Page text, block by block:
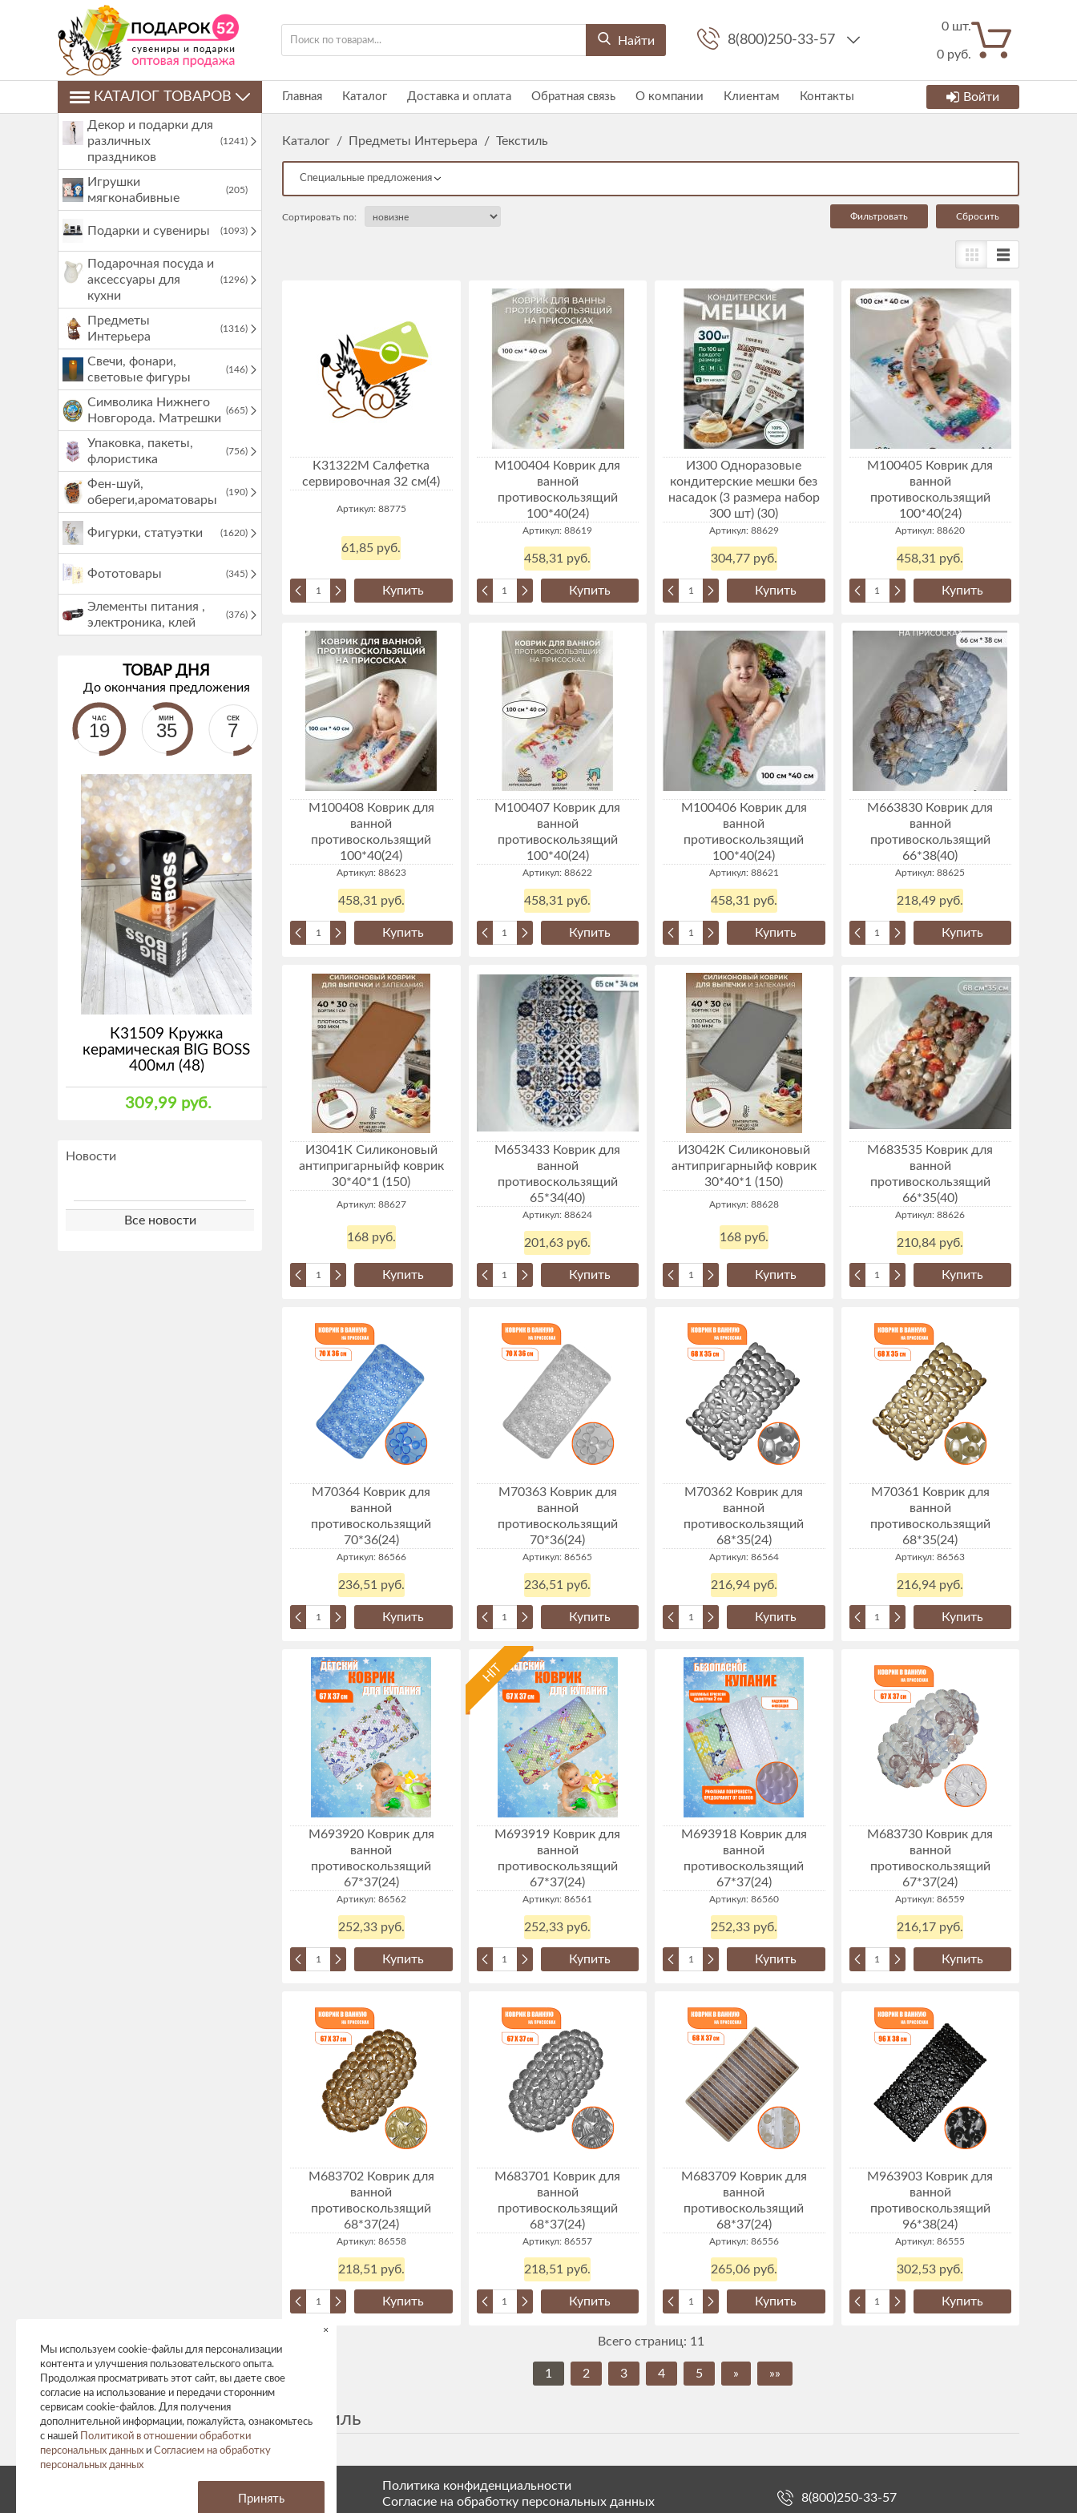
Найти 8(800)250-33-57
0 шт.
0 руб.
КАТАЛОГ ТОВАРОВ
Декор и подарки для
различных
праздников
(1241)
Игрушки
мягконабивные
(205)
Подарки и сувениры (1093)
Подарочная посуда и
аксессуары для
кухни
(1296)
Предметы
Интерьера
(1316)
Свечи, фонари,
световые фигуры
(146)
Символика Нижнего
Новгорода. Матрешки
(665)
Упаковка, пакеты,
флористика
(756)
Фен-шуй,
обереги,ароматовары
(190)
Фигурки, статуэтки (1620)
Фототовары (345)
Элементы питания ,
электроника, клей
(376)
ТОВАР ДНЯ
До окончания предложения
ЧАС
19
МИН
35
СЕК
6
К31509 Кружка
керамическая BIG BOSS
400мл (48)
309,99 руб.
Новости
Все новости
Главная Каталог Доставка и оплата Обратная связь О компании Клиентам Контакты Войти
Каталог / Предметы Интерьера / Текстиль
Сортировать по:
Специальные предложения
Cбросить
К31322М Салфетка
сервировочная 32 см(4)
Артикул: 88775
61,85 руб.
Купить
М100404 Коврик для
ванной
противоскользящий
100*40(24)
Артикул: 88619
458,31 руб.
Купить
И300 Одноразовые
кондитерские мешки без
насадок (3 размера набор
300 шт) (30)
Артикул: 88629
304,77 руб.
Купить
М100405 Коврик для
ванной
противоскользящий
100*40(24)
Артикул: 88620
458,31 руб.
Купить
М100408 Коврик для
ванной
противоскользящий
100*40(24)
Артикул: 88623
458,31 руб.
Купить
М100407 Коврик для
ванной
противоскользящий
100*40(24)
Артикул: 88622
458,31 руб.
Купить
М100406 Коврик для
ванной
противоскользящий
100*40(24)
Артикул: 88621
458,31 руб.
Купить
М663830 Коврик для
ванной
противоскользящий
66*38(40)
Артикул: 88625
218,49 руб.
Купить
И3041К Силиконовый
антипригарныйф коврик
30*40*1 (150)
Артикул: 88627
168 руб.
Купить
М653433 Коврик для
ванной
противоскользящий
65*34(40)
Артикул: 88624
201,63 руб.
Купить
И3042К Силиконовый
антипригарныйф коврик
30*40*1 (150)
Артикул: 88628
168 руб.
Купить
М683535 Коврик для
ванной
противоскользящий
66*35(40)
Артикул: 88626
210,84 руб.
Купить
М70364 Коврик для
ванной
противоскользящий
70*36(24)
Артикул: 86566
236,51 руб.
Купить
М70363 Коврик для
ванной
противоскользящий
70*36(24)
Артикул: 86565
236,51 руб.
Купить
М70362 Коврик для
ванной
противоскользящий
68*35(24)
Артикул: 86564
216,94 руб.
Купить
М70361 Коврик для
ванной
противоскользящий
68*35(24)
Артикул: 86563
216,94 руб.
Купить
М693920 Коврик для
ванной
противоскользящий
67*37(24)
Артикул: 86562
252,33 руб.
Купить
HIT
М693919 Коврик для
ванной
противоскользящий
67*37(24)
Артикул: 86561
252,33 руб.
Купить
М693918 Коврик для
ванной
противоскользящий
67*37(24)
Артикул: 86560
252,33 руб.
Купить
М683730 Коврик для
ванной
противоскользящий
67*37(24)
Артикул: 86559
216,17 руб.
Купить
М683702 Коврик для
ванной
противоскользящий
68*37(24)
Артикул: 86558
218,51 руб.
Купить
М683701 Коврик для
ванной
противоскользящий
68*37(24)
Артикул: 86557
218,51 руб.
Купить
М683709 Коврик для
ванной
противоскользящий
68*37(24)
Артикул: 86556
265,06 руб.
Купить
М963903 Коврик для
ванной
противоскользящий
96*38(24)
Артикул: 86555
302,53 руб.
Купить
Всего страниц: 11
1 2 3 4 5 » »»
Текстиль
© 2026 год. Все права защищены.
Политика конфиденциальности
Согласие на обработку персональных данных
8(800)250-33-57
Мы используем cookie-файлы для персонализации
контента и улучшения пользовательского опыта.
Продолжая просматривать этот сайт, вы даете свое
согласие на использование и передачи сторонним
сервисам cookie-файлов. Для получения
дополнительной информации, пожалуйста, ознакомьтесь
с нашей
Политикой в отношении обработки
персональных данных и Согласием на обработку
персональных данных
×
Принять